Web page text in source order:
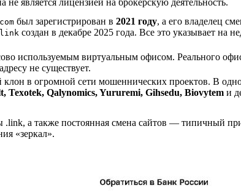
был зарегистрирован в 2021 году, а его владелец
создан в декабре 2025 года. Все это указывает на
используемым виртуальным офисом. Реального
не существует.
в огромной сети мошеннических проектов. В
Texotek, Qalynomics, Yururemi, Gihsedu, Biovytem и
.link, а также постоянная смена сайтов — типичный
«зеркал».